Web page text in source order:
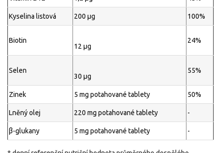
Kyselina listová 200 μg 100%
Biotin
12 μg
24%
Selen
30 μg
55%
Zinek 5 mg potahované tablety 50%
Lněný olej 220 mg potahované tablety -
β-glukany 5 mg potahované tablety -